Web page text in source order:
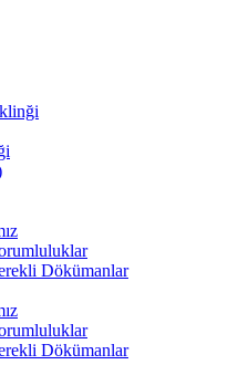
Dökümanlar
Dökümanlar